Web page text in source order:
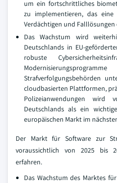
um ein fortschrittliches
zu implementieren, das eine
Verdächtigen und
Das Wachstum wird
Deutschlands in EU-
robuste
Strafverfolgungsbehörden
cloudbasierten Plattformen,
Polizeianwendungen wird
Deutschlands als ein
europäischen Markt im
Der Markt für Software zur
voraussichtlich von 2025 bis
erfahren.
Das Wachstum des Marktes